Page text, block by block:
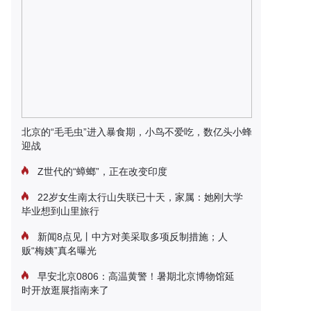
北京的“毛毛虫”进入暴食期，小鸟不爱吃，数亿头小蜂
迎战
Z世代的“蟑螂”，正在改变印度
22岁女生南太行山失联已十天，家属：她刚大学
毕业想到山里旅行
新闻8点见丨中方对美采取多项反制措施；人
贩“梅姨”真名曝光
早安北京0806：高温黄警！暑期北京博物馆延
时开放逛展指南来了